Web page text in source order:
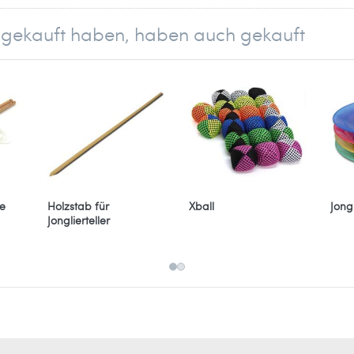
wegen der gefahr des Schluckens der kleinen Teile.
in der EU ansässige Wirtschaftsakteur
haben, haben auch gekauft
Holzstab für
Jonglierteller
Xball